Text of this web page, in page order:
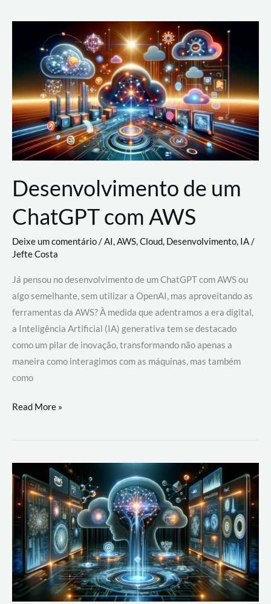
Nuvem:
Google
Cloud,
AWS
e
Azure
Desenvolvimento de um
ChatGPT com AWS
Deixe um comentário/AI,AWS,Cloud, Desenvolvimento, IA/
Jefte Costa
Já pensou no desenvolvimento de um ChatGPT com AWS ou
algo semelhante, sem utilizar a OpenAI, mas aproveitando as
ferramentas da AWS? À medida que adentramos a era digital,
a Inteligência Artificial (IA) generativa tem se destacado
como um pilar de inovação, transformando não apenas a
maneira como interagimos com as máquinas, mas também
como
Desenvolvimento
um
com
AWS
Read More »